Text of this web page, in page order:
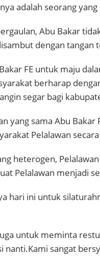
adalah seorang
Abu Bakar
dengan tangan
FE untuk maju
berharap
segar bagi
yang sama Abu
Pelalawan
heterogen,
Pelalawan menjadi
hari ini untuk
untuk meminta
nanti.Kami sangat